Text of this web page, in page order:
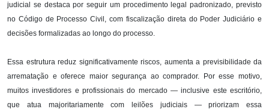
judicial se destaca por seguir um procedimento legal padronizado, previsto
no Código de Processo Civil, com fiscalização direta do Poder Judiciário e
decisões formalizadas ao longo do processo.
Essa estrutura reduz significativamente riscos, aumenta a previsibilidade da
arrematação e oferece maior segurança ao comprador. Por esse motivo,
muitos investidores e profissionais do mercado — inclusive este escritório,
que atua majoritariamente com leilões judiciais — priorizam essa